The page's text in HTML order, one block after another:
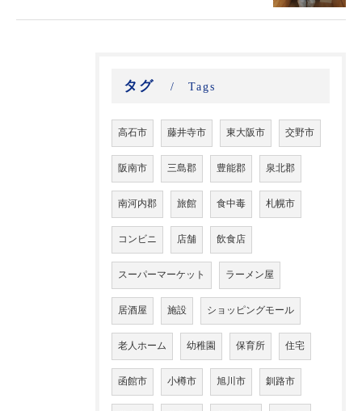
タグ Tags
高石市 藤井寺市 東大阪市 交野市
阪南市 三島郡 豊能郡 泉北郡
南河内郡 旅館 食中毒 札幌市
コンビニ 店舗 飲食店
スーパーマーケット ラーメン屋
居酒屋 施設 ショッピングモール
老人ホーム 幼稚園 保育所 住宅
函館市 小樽市 旭川市 釧路市